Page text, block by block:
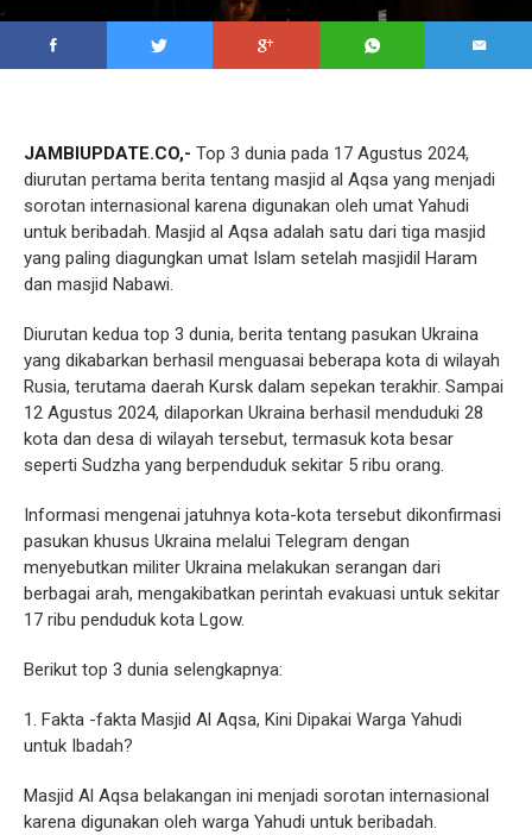
JAMBIUPDATE.CO,- Top 3 dunia pada 17 Agustus 2024,
diurutan pertama berita tentang masjid al Aqsa yang menjadi
sorotan internasional karena digunakan oleh umat Yahudi
untuk beribadah. Masjid al Aqsa adalah satu dari tiga masjid
yang paling diagungkan umat Islam setelah masjidil Haram
dan masjid Nabawi.
Diurutan kedua top 3 dunia, berita tentang pasukan Ukraina
yang dikabarkan berhasil menguasai beberapa kota di wilayah
Rusia, terutama daerah Kursk dalam sepekan terakhir. Sampai
12 Agustus 2024, dilaporkan Ukraina berhasil menduduki 28
kota dan desa di wilayah tersebut, termasuk kota besar
seperti Sudzha yang berpenduduk sekitar 5 ribu orang.
Informasi mengenai jatuhnya kota-kota tersebut dikonfirmasi
pasukan khusus Ukraina melalui Telegram dengan
menyebutkan militer Ukraina melakukan serangan dari
berbagai arah, mengakibatkan perintah evakuasi untuk sekitar
17 ribu penduduk kota Lgow.
Berikut top 3 dunia selengkapnya:
1. Fakta -fakta Masjid Al Aqsa, Kini Dipakai Warga Yahudi
untuk Ibadah?
Masjid Al Aqsa belakangan ini menjadi sorotan internasional
karena digunakan oleh warga Yahudi untuk beribadah.